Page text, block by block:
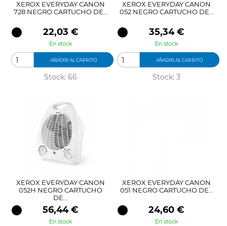
XEROX EVERYDAY CANON
728 NEGRO CARTUCHO DE...
Precio
22,03 €
En stock
AÑADIR AL CARRITO
Stock: 66
XEROX EVERYDAY CANON
052 NEGRO CARTUCHO DE...
Precio
35,34 €
En stock
AÑADIR AL CARRITO
Stock: 3
XEROX EVERYDAY CANON
052H NEGRO CARTUCHO
DE...
Precio
56,44 €
En stock
XEROX EVERYDAY CANON
051 NEGRO CARTUCHO DE...
Precio
24,60 €
En stock